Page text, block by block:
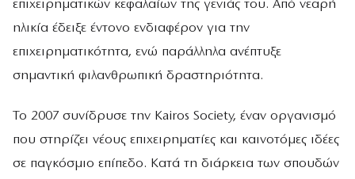
επιχειρηματικών κεφαλαίων της γενιάς του. Από νεαρή
ηλικία έδειξε έντονο ενδιαφέρον για την
επιχειρηματικότητα, ενώ παράλληλα ανέπτυξε
σημαντική φιλανθρωπική δραστηριότητα.
Το 2007 συνίδρυσε την Kairos Society, έναν οργανισμό
που στηρίζει νέους επιχειρηματίες και καινοτόμες ιδέες
σε παγκόσμιο επίπεδο. Κατά τη διάρκεια των σπουδών